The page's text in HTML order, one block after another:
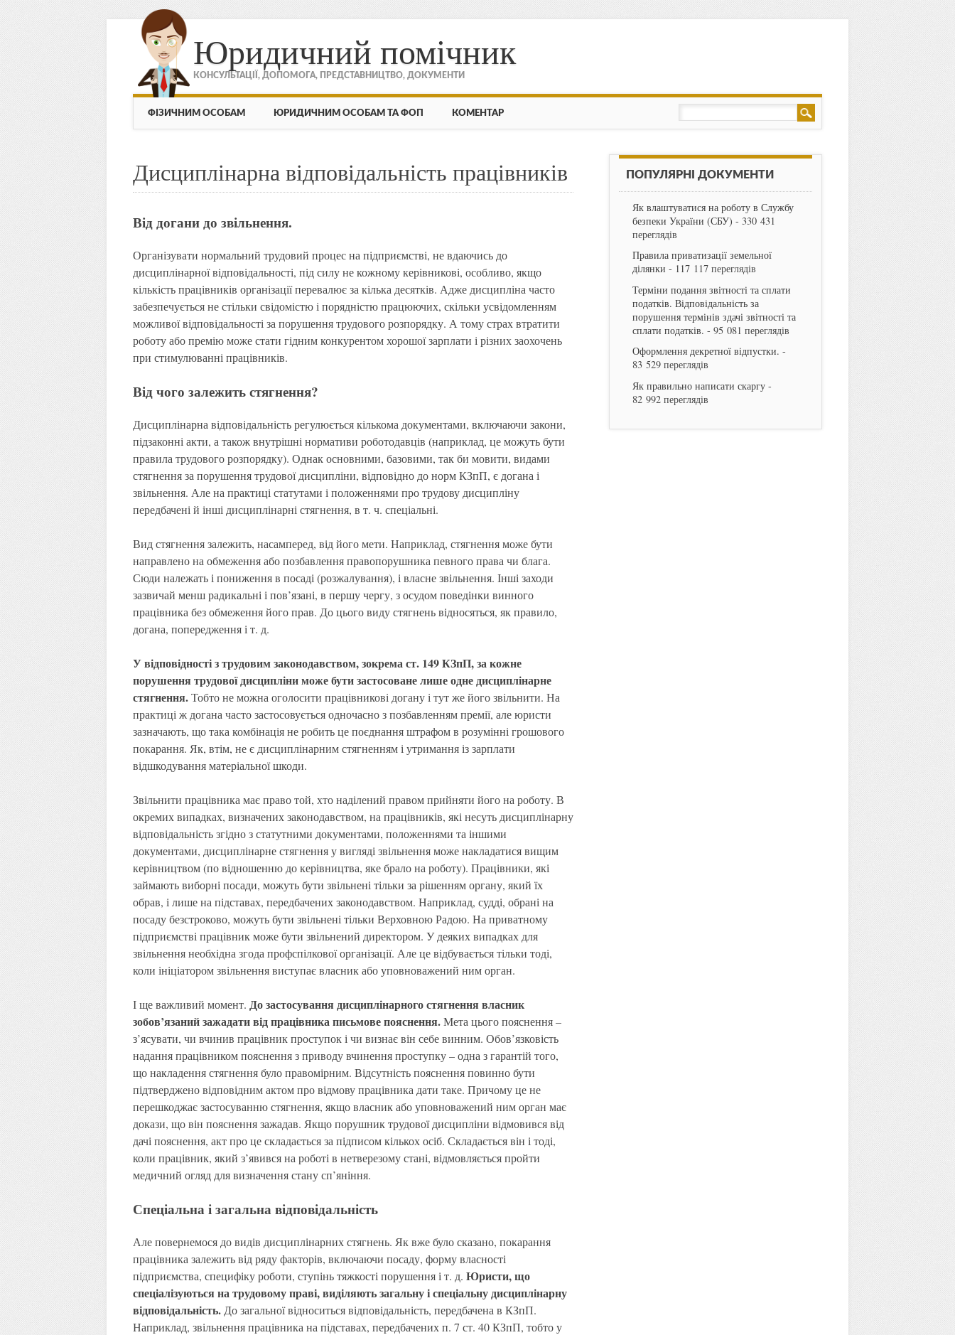
Юридичний помічник
КОНСУЛЬТАЦІЇ, ДОПОМОГА, ПРЕДСТАВНИЦТВО, ДОКУМЕНТИ
МЕНЮ
Skip to content
ФІЗИЧНИМ ОСОБАМ ЮРИДИЧНИМ ОСОБАМ ТА ФОП КОМЕНТАР
Дисциплінарна відповідальність працівників
Від догани до звільнення.
Організувати нормальний трудовий процес на підприємстві, не вдаючись до
дисциплінарної відповідальності, під силу не кожному керівникові, особливо, якщо
кількість працівників організації перевалює за кілька десятків. Адже дисципліна часто
забезпечується не стільки свідомістю і порядністю працюючих, скільки усвідомленням
можливої ​​відповідальності за порушення трудового розпорядку. А тому страх втратити
роботу або премію може стати гідним конкурентом хорошої зарплати і різних заохочень
при стимулюванні працівників.
Від чого залежить стягнення?
Дисциплінарна відповідальність регулюється кількома документами, включаючи закони,
підзаконні акти, а також внутрішні нормативи роботодавців (наприклад, це можуть бути
правила трудового розпорядку). Однак основними, базовими, так би мовити, видами
стягнення за порушення трудової дисципліни, відповідно до норм КЗпП, є догана і
звільнення. Але на практиці статутами і положеннями про трудову дисципліну
передбачені й інші дисциплінарні стягнення, в т. ч. спеціальні.
Вид стягнення залежить, насамперед, від його мети. Наприклад, стягнення може бути
направлено на обмеження або позбавлення правопорушника певного права чи блага.
Сюди належать і пониження в посаді (розжалування), і власне звільнення. Інші заходи
зазвичай менш радикальні і пов’язані, в першу чергу, з осудом поведінки винного
працівника без обмеження його прав. До цього виду стягнень відносяться, як правило,
догана, попередження і т. д.
У відповідності з трудовим законодавством, зокрема ст. 149 КЗпП, за кожне
порушення трудової дисципліни може бути застосоване лише одне дисциплінарне
стягнення.Тобто не можна оголосити працівникові догану і тут же його звільнити. На
практиці ж догана часто застосовується одночасно з позбавленням премії, але юристи
зазначають, що така комбінація не робить це поєднання штрафом в розумінні грошового
покарання. Як, втім, не є дисциплінарним стягненням і утримання із зарплати
відшкодування матеріальної шкоди.
Звільнити працівника має право той, хто наділений правом прийняти його на роботу. В
окремих випадках, визначених законодавством, на працівників, які несуть дисциплінарну
відповідальність згідно з статутними документами, положеннями та іншими
документами, дисциплінарне стягнення у вигляді звільнення може накладатися вищим
керівництвом (по відношенню до керівництва, яке брало на роботу). Працівники, які
займають виборні посади, можуть бути звільнені тільки за рішенням органу, який їх
обрав, і лише на підставах, передбачених законодавством. Наприклад, судді, обрані на
посаду безстроково, можуть бути звільнені тільки Верховною Радою. На приватному
підприємстві працівник може бути звільнений директором. У деяких випадках для
звільнення необхідна згода профспілкової організації. Але це відбувається тільки тоді,
коли ініціатором звільнення виступає власник або уповноважений ним орган.
І ще важливий момент. До застосування дисциплінарного стягнення власник
зобов’язаний зажадати від працівника письмове пояснення.Мета цього пояснення –
з’ясувати, чи вчинив працівник проступок і чи визнає він себе винним. Обов’язковість
надання працівником пояснення з приводу вчинення проступку – одна з гарантій того,
що накладення стягнення було правомірним. Відсутність пояснення повинно бути
підтверджено відповідним актом про відмову працівника дати таке. Причому це не
перешкоджає застосуванню стягнення, якщо власник або уповноважений ним орган має
докази, що він пояснення зажадав. Якщо порушник трудової дисципліни відмовився від
дачі пояснення, акт про це складається за підписом кількох осіб. Складається він і тоді,
коли працівник, який з’явився на роботі в нетверезому стані, відмовляється пройти
медичний огляд для визначення стану сп’яніння.
Спеціальна і загальна відповідальність
Але повернемося до видів дисциплінарних стягнень. Як вже було сказано, покарання
працівника залежить від ряду факторів, включаючи посаду, форму власності
підприємства, специфіку роботи, ступінь тяжкості порушення і т. д. Юристи, що
спеціалізуються на трудовому праві, виділяють загальну і спеціальну дисциплінарну
відповідальність.До загальної відноситься відповідальність, передбачена в КЗпП.
Наприклад, звільнення працівника на підставах, передбачених п. 7 ст. 40 КЗпП, тобто у
ПОПУЛЯРНІ ДОКУМЕНТИ
Як влаштуватися на роботу в Службу
безпеки України (СБУ) - 330 431
переглядів
Правила приватизації земельної
ділянки - 117 117 переглядів
Терміни подання звітності та сплати
податків. Відповідальність за
порушення термінів здачі звітності та
сплати податків. - 95 081 переглядів
Оформлення декретної відпустки. -
83 529 переглядів
Як правильно написати скаргу-
82 992 переглядів